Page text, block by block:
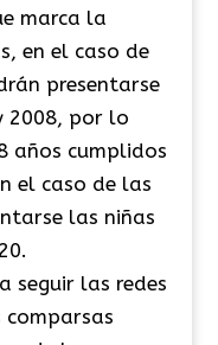
marca la
en el caso de
presentarse
2008, por lo
años cumplidos
el caso de las
las niñas
seguir las redes